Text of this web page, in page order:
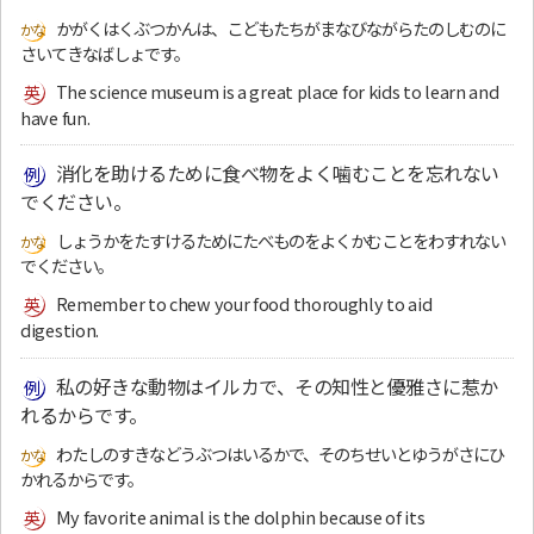
かがくはくぶつかんは、こどもたちがまなびながらたのしむのに
さいてきなばしょです。
The science museum is a great place for kids to learn and
have fun.
消化を助けるために食べ物をよく噛むことを忘れない
でください。
しょうかをたすけるためにたべものをよくかむことをわすれない
でください。
Remember to chew your food thoroughly to aid
digestion.
私の好きな動物はイルカで、その知性と優雅さに惹か
れるからです。
わたしのすきなどうぶつはいるかで、そのちせいとゆうがさにひ
かれるからです。
My favorite animal is the dolphin because of its